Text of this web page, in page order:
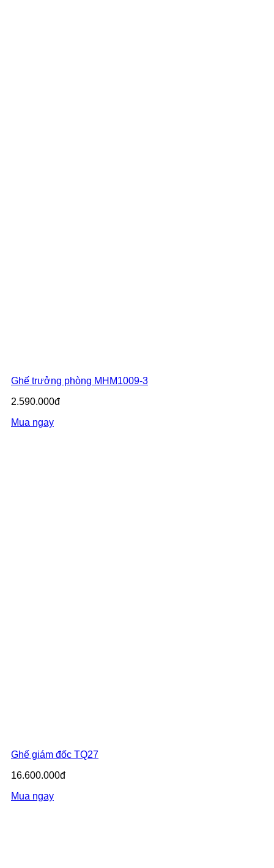
Ghế trưởng phòng MHM1009-3
2.590.000đ
Mua ngay
Ghế giám đốc TQ27
16.600.000đ
Mua ngay